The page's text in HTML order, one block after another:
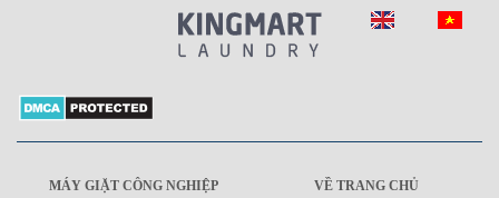
MÁY GIẶT CÔNG NGHIỆP VỀ TRANG CHỦ